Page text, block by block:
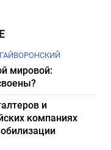
мировой:
и
компаниях